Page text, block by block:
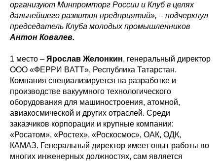
организуют Минпромторг России и Клуб в целях
дальнейшего развития предприятий», – подчеркнул
председатель Клуба молодых промышленников
Антон Ковалев.
1 место – Ярослав Желонкин, генеральный директор
ООО «ФЕРРИ ВATT», Республика Татарстан.
Компания специализируется на разработке и
производстве вакуумного технологического
оборудования для машиностроения, атомной,
авиакосмической и других отраслей. Среди
заказчиков корпорации и крупные компании:
«Росатом», «Ростех», «Роскосмос», ОАК, ОДК,
КАМАЗ. Генеральный директор имеет опыт работы во
многих инженерных должностях, сам является